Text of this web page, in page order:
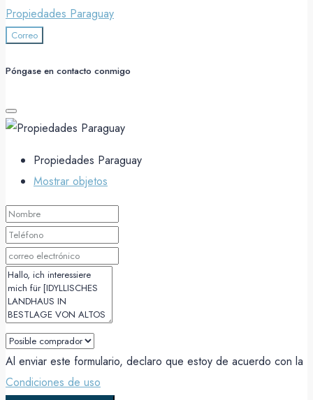
Propiedades Paraguay
Correo
Póngase en contacto conmigo
Propiedades Paraguay
Mostrar objetos
Al enviar este formulario, declaro que estoy de acuerdo con la
Condiciones de uso